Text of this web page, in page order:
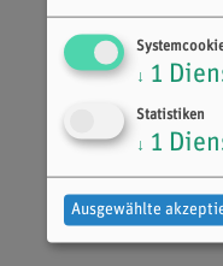
↓ 1
Statistiken
↓ 1
Ausgewählte